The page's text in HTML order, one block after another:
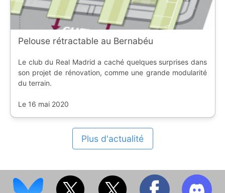
Pelouse rétractable au Bernabéu
Le club du Real Madrid a caché quelques surprises dans
son projet de rénovation, comme une grande modularité
du terrain.
Le 16 mai 2020
Plus d'actualité